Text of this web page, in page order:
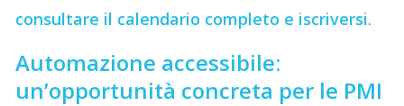
consultare il calendario completo e iscriversi.
Automazione accessibile:
un’opportunità concreta per le PMI